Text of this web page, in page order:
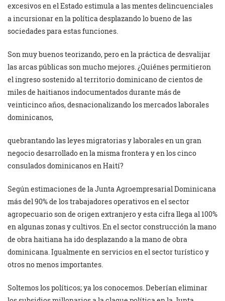
excesivos en el Estado estimula a las mentes delincuenciales
a incursionar en la política desplazando lo bueno de las
sociedades para estas funciones.
Son muy buenos teorizando, pero en la práctica de desvalijar
las arcas públicas son mucho mejores. ¿Quiénes permitieron
el ingreso sostenido al territorio dominicano de cientos de
miles de haitianos indocumentados durante más de
veinticinco años, desnacionalizando los mercados laborales
dominicanos,
quebrantando las leyes migratorias y laborales en un gran
negocio desarrollado en la misma frontera y en los cinco
consulados dominicanos en Haití?
Según estimaciones de la Junta Agroempresarial Dominicana
más del 90% de los trabajadores operativos en el sector
agropecuario son de origen extranjero y esta cifra llega al 100%
en algunas zonas y cultivos. En el sector construcción la mano
de obra haitiana ha ido desplazando a la mano de obra
dominicana. Igualmente en servicios en el sector turístico y
otros no menos importantes.
Soltemos los políticos; ya los conocemos. Deberían eliminar